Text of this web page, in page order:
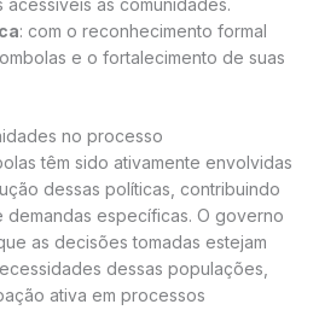
acessíveis às comunidades.
: com o reconhecimento formal
e o fortalecimento de suas
no processo
têm sido ativamente envolvidas
dessas políticas, contribuindo
demandas específicas. O governo
as decisões tomadas estejam
dessas populações,
ativa em processos